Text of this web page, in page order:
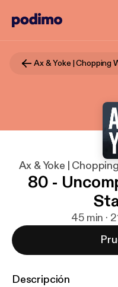
Ax & Yoke |
80 -
45 min ·
Descripción